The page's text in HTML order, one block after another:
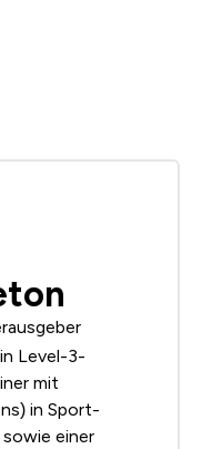
Level-3-
mit
in Sport-
einer